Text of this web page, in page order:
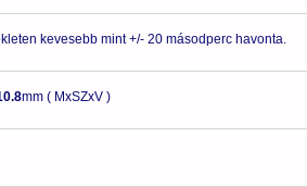
kevesebb mint +/- 20 másodperc havonta.
mm ( MxSZxV )